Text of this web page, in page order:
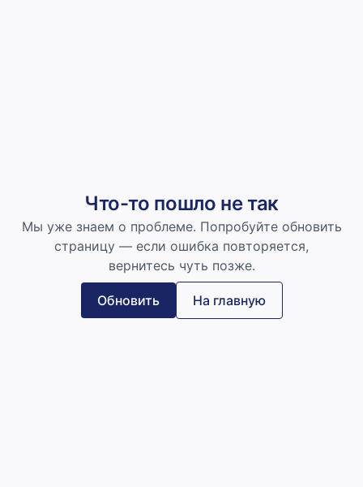
Что-то пошло не так
Мы уже знаем о проблеме. Попробуйте обновить
страницу — если ошибка повторяется,
вернитесь чуть позже.
Обновить На главную